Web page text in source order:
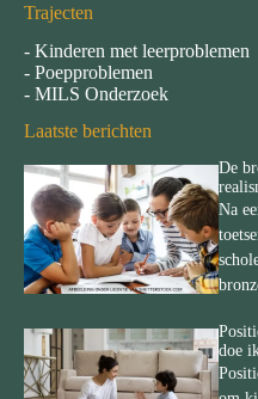
Trajecten
- Kinderen met leerproblemen
- Poepproblemen
- MILS Onderzoek
Laatste berichten
De
Na
doe